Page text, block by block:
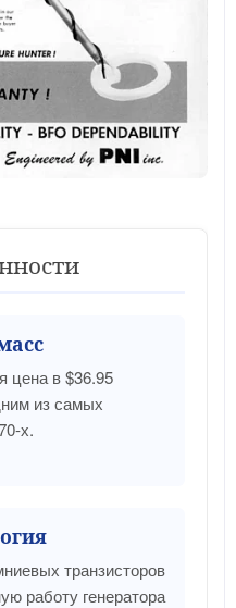
цена в $36.95
из самых
х.
транзисторов
работу генератора